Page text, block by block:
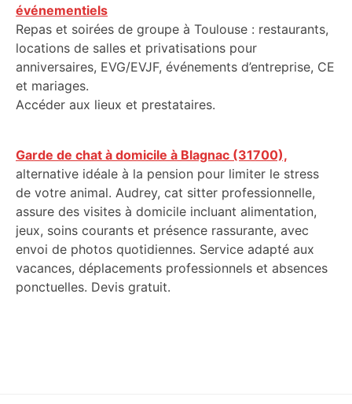
événementiels
Repas et soirées de groupe à Toulouse : restaurants,
locations de salles et privatisations pour
anniversaires, EVG/EVJF, événements d’entreprise, CE
et mariages.
Accéder aux lieux et prestataires.
Garde de chat à domicile à Blagnac (31700),
alternative idéale à la pension pour limiter le stress
de votre animal. Audrey, cat sitter professionnelle,
assure des visites à domicile incluant alimentation,
jeux, soins courants et présence rassurante, avec
envoi de photos quotidiennes. Service adapté aux
vacances, déplacements professionnels et absences
ponctuelles. Devis gratuit.